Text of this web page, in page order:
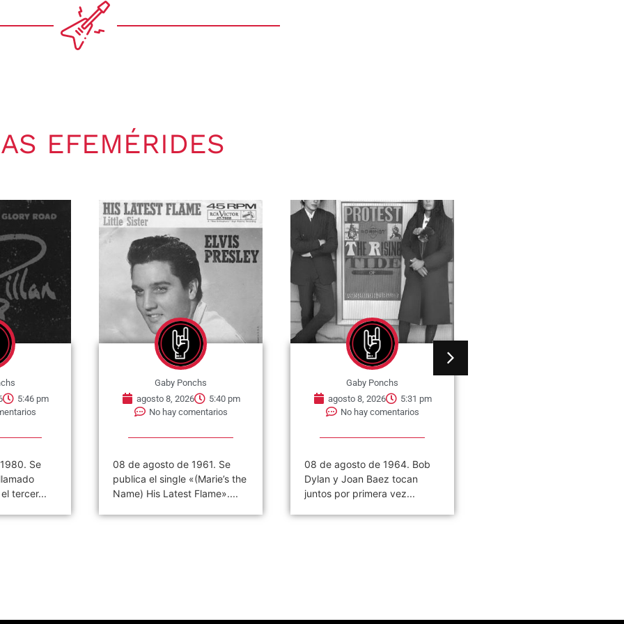
EFEMÉRIDES
5:46 pm
Se
tercer...
Gaby Ponchs
agosto 8, 2026
5:40 pm
No hay comentarios
08 de agosto de 1961. Se
publica el single «(Marie’s the
Name) His Latest Flame»....
Gaby Ponchs
agosto 8, 2026
5:31 pm
No hay comentarios
08 de agosto de 1964. Bob
Dylan y Joan Baez tocan
juntos por primera vez...